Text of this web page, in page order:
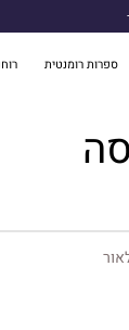
ספרות רומנטית